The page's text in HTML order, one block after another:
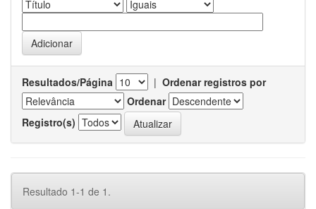
Resultados/Página | Ordenar registros por
Ordenar
Registro(s)
Resultado 1-1 de 1.